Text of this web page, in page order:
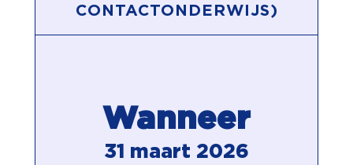
CONTACTONDERWIJS)
Wanneer
31 maart 2026